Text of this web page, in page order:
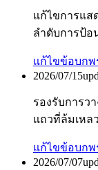
แก้ไขการแส
ลำดับการป้อ
แก้ไขข้อบกพ
2026/07/15
รองรับการว
แถวที่ล้มเหล
แก้ไขข้อบกพ
2026/07/07